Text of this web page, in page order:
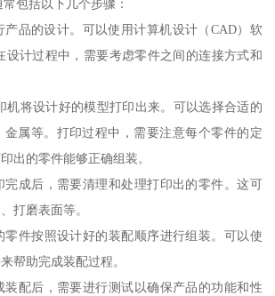
包括以下几个步骤：
产品的设计。可以使用计算机设计（CAD）软
设计过程中，需要考虑零件之间的连接方式和
机将设计好的模型打印出来。可以选择合适的
属等。打印过程中，需要注意每个零件的定
出的零件能够正确组装。
完成后，需要清理和处理打印出的零件。这可
打磨表面等。
零件按照设计好的装配顺序进行组装。可以使
帮助完成装配过程。
装配后，需要进行测试以确保产品的功能和性